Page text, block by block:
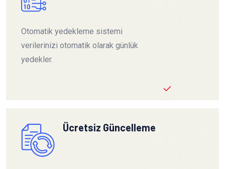
Otomatik yedekleme sistemi
verilerinizi otomatik olarak günlük
yedekler.
Ücretsiz Güncelleme